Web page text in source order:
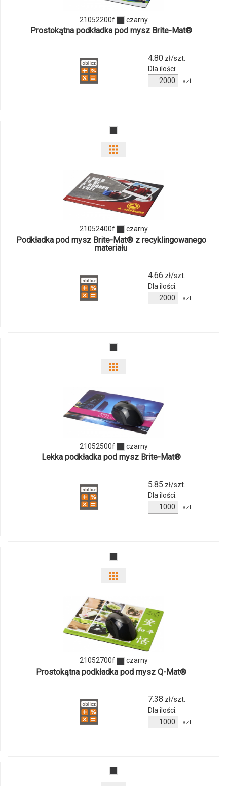
produktu
21052200f czarny
Prostokątna podkładka pod mysz Brite-Mat®
4.80zł/szt.
Dla ilości:
Ilość
produktu
szt.
i
ilości
produktu
21052400f
21052400f czarny
Podkładka pod mysz Brite-Mat® z recyklingowanego
materiału
4.66 zł/szt.
Dla ilości:
Ilość
produktu
szt.
i
ilości
produktu
21052500f czarny
Lekka podkładka pod mysz Brite-Mat®
5.85 zł/szt.
Dla ilości:
Ilość
produktu
szt.
i
ilości
produktu
21052700f
21052700f czarny
Prostokątna podkładka pod mysz Q-Mat®
7.38 zł/szt.
Dla ilości:
Ilość
produktu
szt.